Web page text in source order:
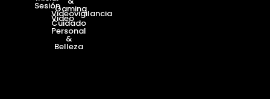
SesiónGaming
Videovigilancia
Video
Cuidado
Personal
&
Belleza